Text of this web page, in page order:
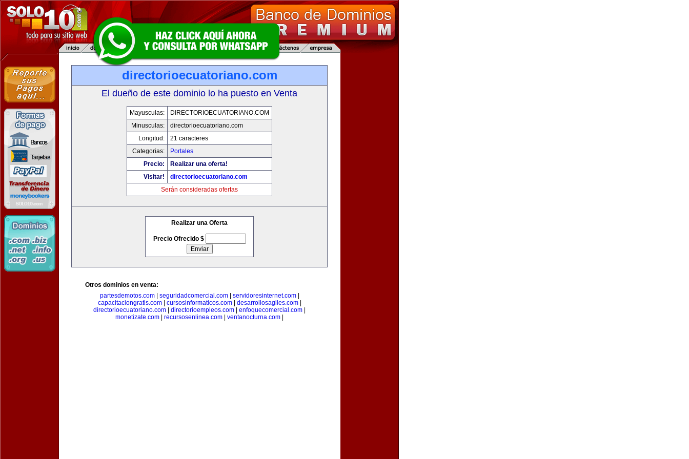
directorioecuatoriano.com
El dueño de este dominio lo ha puesto en Venta
Mayusculas:
DIRECTORIOECUATORIANO.COM
Minusculas:
directorioecuatoriano.com
Longitud:
21 caracteres
Categorias:
Portales
Precio:
Realizar una oferta!
Visitar!
directorioecuatoriano.com
Serán consideradas ofertas
Realizar una Oferta
Precio Ofrecido $
Otros dominios en venta:
partesdemotos.com| seguridadcomercial.com| servidoresinternet.com|
capacitaciongratis.com| cursosinformaticos.com| desarrollosagiles.com|
directorioecuatoriano.com
directorioempleos.com enfoquecomercial.com
monetizate.com
recursosenlinea.com ventanocturna.com